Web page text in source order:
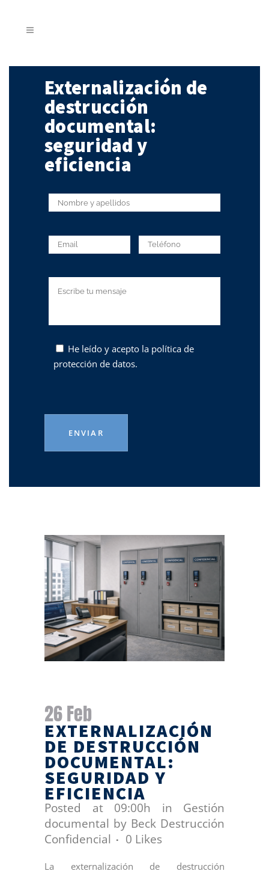
Externalización de
destrucción
documental:
seguridad y
eficiencia
He leído y acepto la política de
protección de datos.
26 Feb
EXTERNALIZACIÓN
DE DESTRUCCIÓN
DOCUMENTAL:
SEGURIDAD Y
EFICIENCIA
Posted at 09:00h in Gestión
documental by Beck Destrucción
Confidencial
0 Likes
La externalización de destrucción